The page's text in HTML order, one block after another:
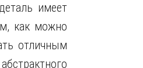
имеет
как можно
отличным